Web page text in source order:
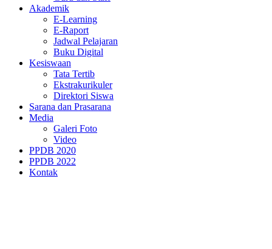
Akademik
E-Learning
E-Raport
Jadwal Pelajaran
Buku Digital
Kesiswaan
Tata Tertib
Ekstrakurikuler
Direktori Siswa
Sarana dan Prasarana
Media
Galeri Foto
Video
PPDB 2020
PPDB 2022
Kontak